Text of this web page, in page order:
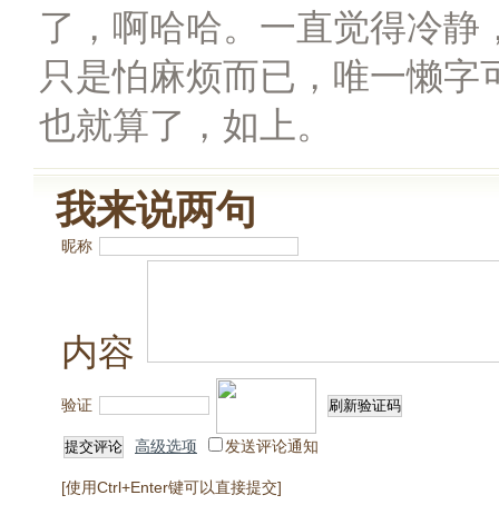
了，啊哈哈。一直觉得冷
只是怕麻烦而已，唯一懒
也就算了，如上。
我来说两句
昵称
内容
验证
高级选项 发送评论通知
[使用Ctrl+Enter键可以直接提交]